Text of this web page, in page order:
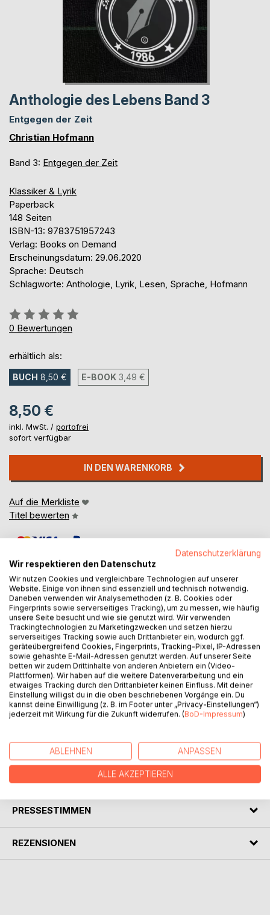
Anthologie des Lebens Band 3
Entgegen der Zeit
Christian Hofmann
Band 3: Entgegen der Zeit
Klassiker & Lyrik
Paperback
148 Seiten
ISBN-13: 9783751957243
Verlag: Books on Demand
Erscheinungsdatum: 29.06.2020
Sprache: Deutsch
Schlagworte: Anthologie, Lyrik, Lesen, Sprache, Hofmann
Bewertung::
0%
0 Bewertungen
erhältlich als:
BUCH 8,50 € E-BOOK 3,49 €
8,50 €
inkl. MwSt. / portofrei
sofort verfügbar
IN DEN WARENKORB
Auf die Merkliste
Titel bewerten
BESCHREIBUNG
Dieser Entgegen der Zeit Band Anthologie schließt den
Umfang der Trilogie ab. Neben den verfassten
Sammelwerken vom Autor Christian Hofmann ist diese
Trilogie ein weiterer Band seiner Entgegen der Zeit Reihe.
Auch in diesem Band stellt der Autor und Künstler bis ins
kleinste Detail der Texte seine Liebe zur Sprache wieder
unter Beweis.
sollte diese Trilogie im Bücherregal stehen.
PRESSESTIMMEN
REZENSIONEN
Datenschutzerklärung
Wir respektieren den Datenschutz
Wir nutzen Cookies und vergleichbare Technologien auf unserer
Website. Einige von ihnen sind essenziell und technisch notwendig.
Daneben verwenden wir Analysemethoden (z. B. Cookies oder
Fingerprints sowie serverseitiges Tracking), um zu messen, wie häufig
unsere Seite besucht und wie sie genutzt wird. Wir verwenden
Trackingtechnologien zu Marketingzwecken und setzen hierzu
serverseitiges Tracking sowie auch Drittanbieter ein, wodurch ggf.
geräteübergreifend Cookies, Fingerprints, Tracking-Pixel, IP-Adressen
sowie gehashte E-Mail-Adressen genutzt werden. Auf unserer Seite
betten wir zudem Drittinhalte von anderen Anbietern ein (Video-
Plattformen). Wir haben auf die weitere Datenverarbeitung und ein
etwaiges Tracking durch den Drittanbieter keinen Einfluss. Mit deiner
Einstellung willigst du in die oben beschriebenen Vorgänge ein. Du
kannst deine Einwilligung (z. B. im Footer unter „Privacy-Einstellungen“)
jederzeit mit Wirkung für die Zukunft widerrufen. (BoD-Impressum)
ABLEHNEN ANPASSEN
ALLE AKZEPTIEREN